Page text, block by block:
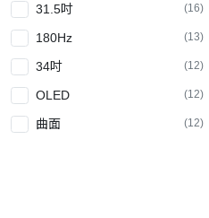
31.5吋 (16)
180Hz (13)
34吋 (12)
OLED (12)
曲面 (12)